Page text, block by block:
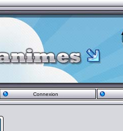
Connexion